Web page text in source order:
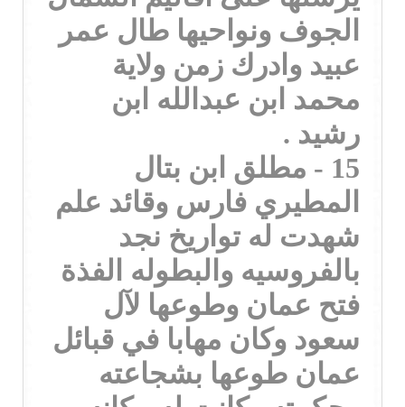
الجوف ونواحيها طال عمر
عبيد وادرك زمن ولاية
محمد ابن عبدالله ابن
رشيد .
15 - مطلق ابن بتال
المطيري فارس وقائد علم
شهدت له تواريخ نجد
بالفروسيه والبطوله الفذة
فتح عمان وطوعها لآل
سعود وكان مهابا في قبائل
عمان طوعها بشجاعته